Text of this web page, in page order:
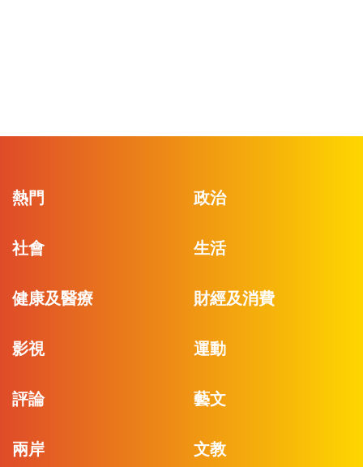
熱門 政治
社會 生活
健康及醫療 財經及消費
影視 運動
評論 藝文
兩岸 文教